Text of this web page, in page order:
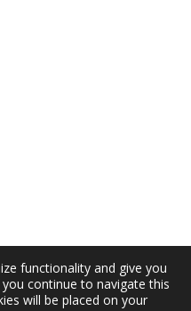
functionality and give you
continue to navigate this
will be placed on your